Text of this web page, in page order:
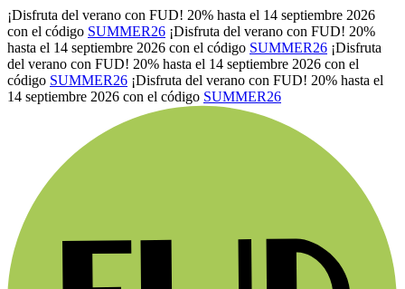
¡Disfruta del verano con FUD! 20% hasta el 14 septiembre 2026
con el código SUMMER26 ¡Disfruta del verano con FUD! 20%
hasta el 14 septiembre 2026 con el código SUMMER26 ¡Disfruta
del verano con FUD! 20% hasta el 14 septiembre 2026 con el
código SUMMER26 ¡Disfruta del verano con FUD! 20% hasta el
14 septiembre 2026 con el código SUMMER26